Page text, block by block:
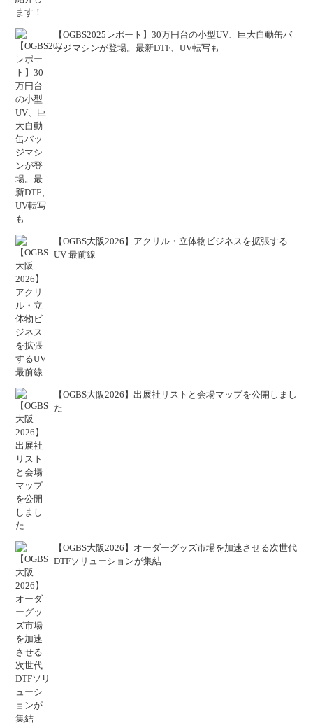
【OGBS2025レポート】30万円台の小型UV、巨大自動缶バ
ッジマシンが登場。最新DTF、UV転写も
【OGBS大阪2026】アクリル・立体物ビジネスを拡張する
UV 最前線
【OGBS大阪2026】出展社リストと会場マップを公開しまし
た
【OGBS大阪2026】オーダーグッズ市場を加速させる次世代
DTFソリューションが集結